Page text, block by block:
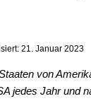
21. Januar 2023
von
jedes Jahr und